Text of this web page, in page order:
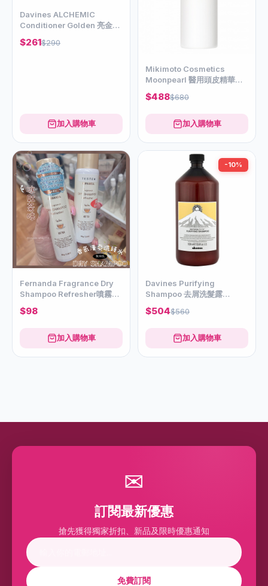
Davines ALCHEMIC
Conditioner Golden 亮金補
色輕髮膜250ml
$261$290
加入購物車
Mikimoto Cosmetics
Moonpearl 醫用頭皮精華
170ml
$488$680
加入購物車
Fernanda Fragrance Dry
Shampoo Refresher噴霧式
免沖洗香氛洗髮精
$98
加入購物車
-10%
Davines Purifying
Shampoo 去屑洗髮露
1000ml
$504$560
加入購物車
✉
訂閱最新優惠
搶先獲得獨家折扣、新品及限時優惠通知
免費訂閱